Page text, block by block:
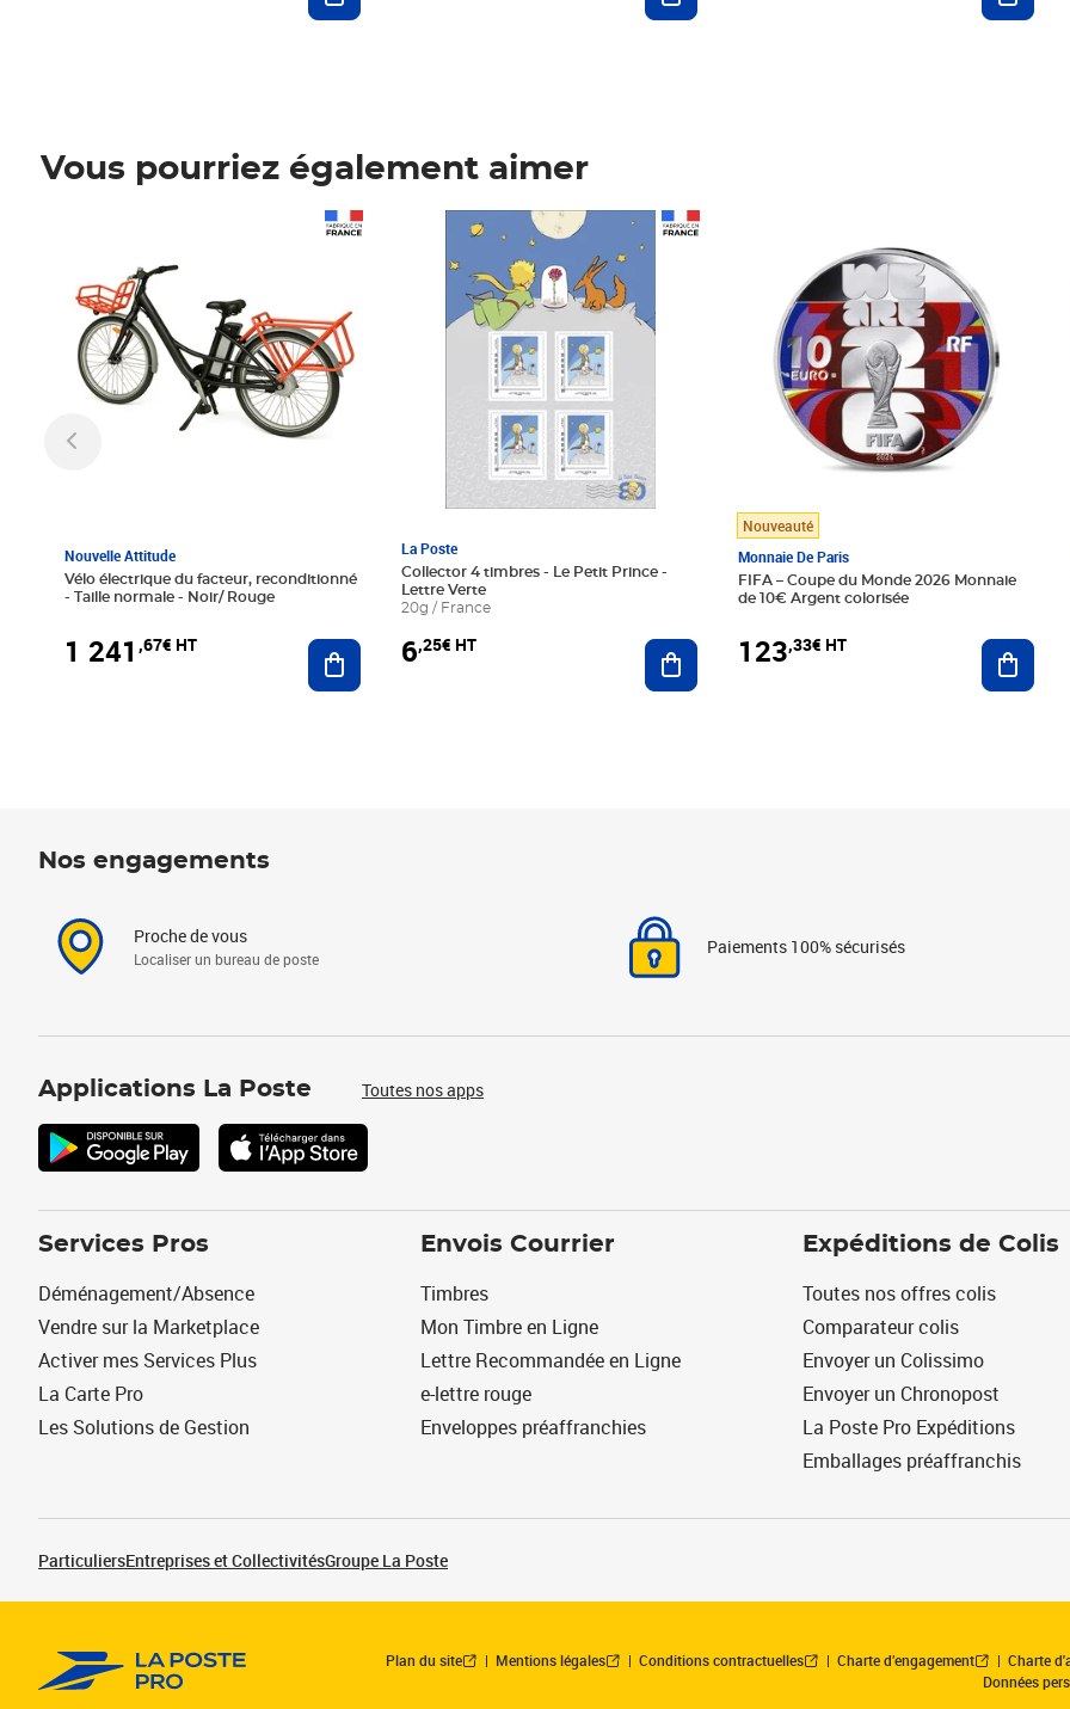
Vous pourriez également aimer
Nouvelle Attitude
Vélo électrique du facteur, reconditionné
- Taille normale - Noir/ Rouge
1 241 ,67€ HT Ajouter au panier
La Poste
Collector 4 timbres - Le Petit Prince -
Lettre Verte
20g / France
6,25€ HT
Prix 6,25€ HT
Ajouter au panier
Nouveauté
Monnaie De Paris
FIFA – Coupe du Monde 2026 Monnaie
de 10€ Argent colorisée
123,33€ HT
Nos engagements
Proche de vous
Localiser un bureau de poste
Paiements 100% sécurisés
Applications La Poste Toutes nos apps
Services Pros
Déménagement/Absence
Vendre sur la Marketplace
Activer mes Services Plus
La Carte Pro
Les Solutions de Gestion
Envois Courrier
Timbres
Mon Timbre en Ligne
Lettre Recommandée en Ligne
e-lettre rouge
Enveloppes préaffranchies
Expéditions de Colis
Toutes nos offres colis
Comparateur colis
Envoyer un Colissimo
Envoyer un Chronopost
La Poste Pro Expéditions
Emballages préaffranchis
ParticuliersEntreprises et CollectivitésGroupe La Poste
Plan du site Mentions légales Conditions contractuelles Charte d’engagement Charte
Données